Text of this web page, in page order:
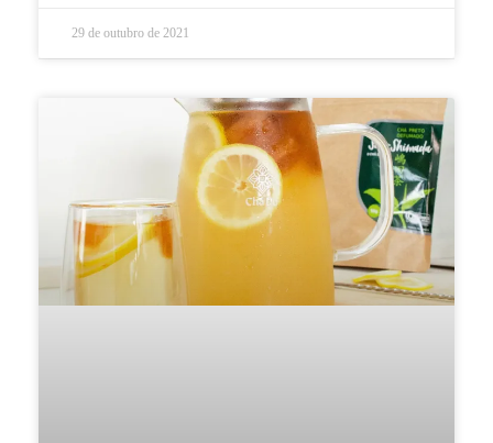
29 de outubro de 2021